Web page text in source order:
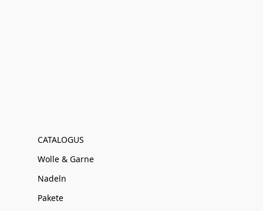
CATALOGUS
Wolle & Garne
Nadeln
Pakete